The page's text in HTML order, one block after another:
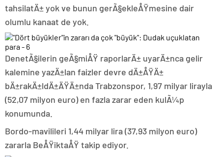
tahsilatÄ± yok ve bunun gerÃ§ekleÅŸmesine dair
olumlu kanaat de yok.
DenetÃ§ilerin geÃ§miÅŸ raporlarÄ± uyarÄ±nca gelir
kalemine yazÄ±lan faizler devre dÄ±ÅŸÄ±
bÄ±rakÄ±ldÄ±ÄŸÄ±nda Trabzonspor, 1,97 milyar lirayla
(52,07 milyon euro) en fazla zarar eden kulÃ¼p
konumunda.
Bordo-mavilileri 1,44 milyar lira (37,93 milyon euro)
zararla BeÅŸiktaÅŸ takip ediyor.